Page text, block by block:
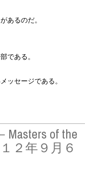
あるのだ。
である。
ッセージである。
of the
２年９月６